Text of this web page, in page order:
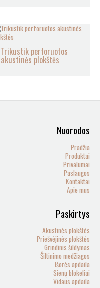
Trikustik perforuotos
akustinės plokštės
Nuorodos
Pradžia
Produktai
Privalumai
Paslaugos
Kontaktai
Apie mus
Paskirtys
Akustinės plokštės
Priešvėjinės plokštės
Grindinis šildymas
Šiltinimo medžiagos
Išorės apdaila
Sienų blokeliai
Vidaus apdaila